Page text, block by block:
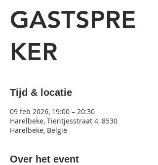
GASTSPRE
KER
Tijd & locatie
09 feb 2026, 19:00 – 20:30
Harelbeke, Tientjesstraat 4, 8530
Harelbeke, België
Over het event